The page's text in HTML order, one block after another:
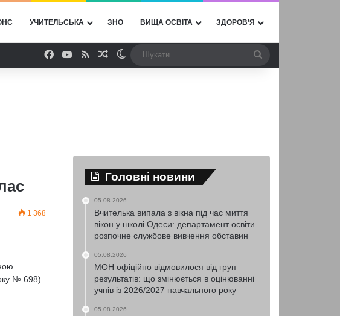
УЧИТЕЛЬСЬКА ЗНО ВИЩА ОСВІТА ЗДОРОВ’Я
Facebook
YouTube
RSSВипадкова стаття
Switch skin
1 368
№ 698)
Головні новини
05.08.2026
Вчителька випала з вікна під час миття
вікон у школі Одеси: департамент освіти
розпочне службове вивчення обставин
05.08.2026
МОН офіційно відмовилося від груп
результатів: що змінюється в оцінюванні
учнів із 2026/2027 навчального року
05.08.2026